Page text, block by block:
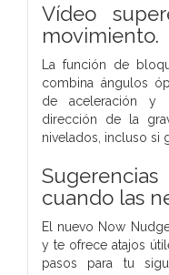
Vídeo
movimiento.
La función de
combina ángulos
de aceleración y
dirección de la
nivelados, incluso si
cuando las
El nuevo Now
y te ofrece atajos
pasos para tu